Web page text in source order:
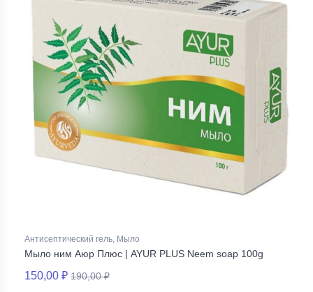
Антисептический гель, Мыло
Мыло ним Аюр Плюс | AYUR PLUS Neem soap 100g
150,00 ₽ 190,00 ₽